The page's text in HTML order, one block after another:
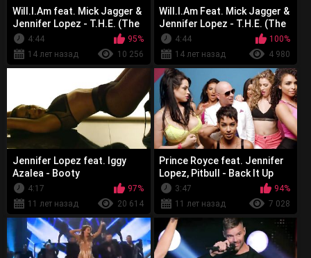
Will.I.Am feat. Mick Jagger &
Jennifer Lopez - T.H.E. (The
Hardest Ever)
4:44
95%
14 лет назад
10 256
Will.I.Am Feat. Mick Jagger &
Jennifer Lopez - T.H.E. (The
Hardest Ever)
4:44
100%
14 лет назад
4 980
Jennifer Lopez feat. Iggy
Azalea - Booty
4:17
97%
11 лет назад
20 614
Prince Royce feat. Jennifer
Lopez, Pitbull - Back It Up
3:47
94%
11 лет назад
7 028